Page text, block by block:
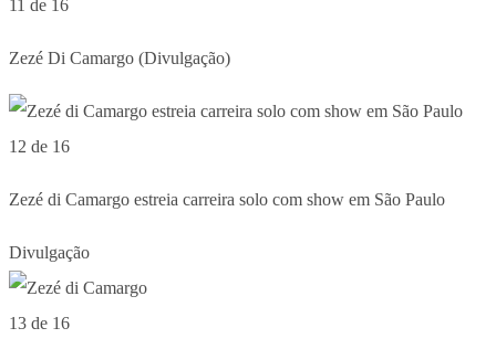
11 de 16
Zezé Di Camargo (Divulgação)
12 de 16
Zezé di Camargo estreia carreira solo com show em São Paulo
Divulgação
13 de 16